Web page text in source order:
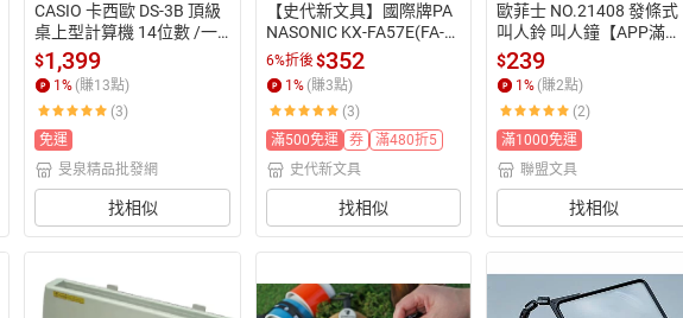
CASIO 卡西歐 DS-3B 頂級
桌上型計算機 14位數 /一
台入(定1900) 商用計算機
全新品 保固2年
$1,399
1% (賺13點)
(3)
免運
旻泉精品批發網
找相似
【史代新文具】國際牌PA
NASONIC KX-FA57E(FA-9
3A) 轉寫帶/傳真機轉寫帶
(2入/盒)
6%折後$352
1% (賺3點)
(3)
滿500免運
券
滿480折5
史代新文具
找相似
歐菲士 NO.21408 發條式
叫人鈴 叫人鐘【APP滿額
下單10%點數(單一帳號最
高1500點)】8/31止
$239
1% (賺2點)
(2)
滿1000免運
聯盟文具
找相似